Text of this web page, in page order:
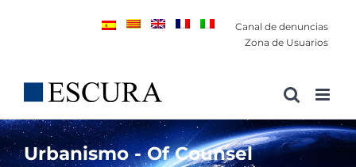
Canal de denuncias
Zona de Usuarios
Urbanismo - Of Counsel